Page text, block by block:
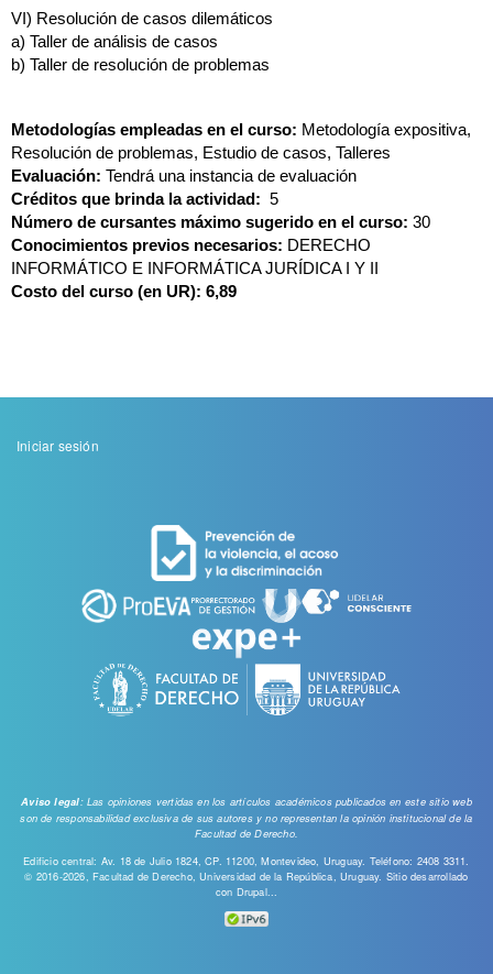
VI) Resolución de casos dilemáticos
a) Taller de análisis de casos
b) Taller de resolución de problemas
Metodologías empleadas en el curso: Metodología expositiva,
Resolución de problemas, Estudio de casos, Talleres
Evaluación: Tendrá una instancia de evaluación
Créditos que brinda la actividad: 5
Número de cursantes máximo sugerido en el curso: 30
Conocimientos previos necesarios: DERECHO
INFORMÁTICO E INFORMÁTICA JURÍDICA I Y II
Costo del curso (en UR): 6,89
Menu
Iniciar sesión
Aviso legal: Las opiniones vertidas en los artículos académicos publicados en este sitio web
son de responsabilidad exclusiva de sus autores y no representan la opinión institucional de la
Facultad de Derecho.
Edificio central: Av. 18 de Julio 1824, CP. 11200, Montevideo, Uruguay. Teléfono: 2408 3311.
© 2016-2026, Facultad de Derecho, Universidad de la República, Uruguay. Sitio desarrollado
con Drupal...